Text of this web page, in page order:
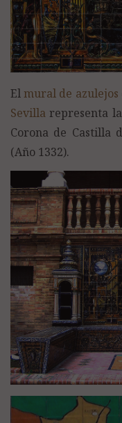
El mural de azulejos
Sevilla representa
Corona de Castilla
(Año 1332).